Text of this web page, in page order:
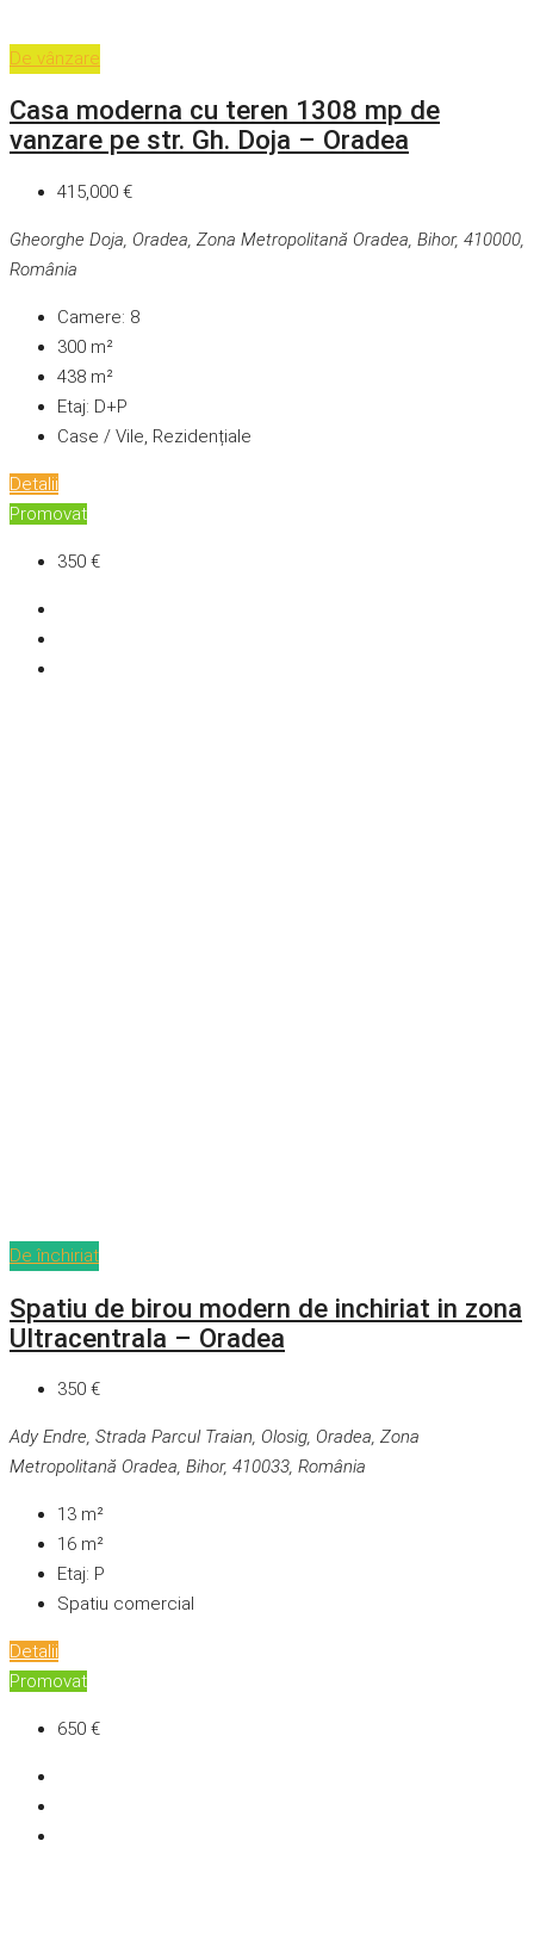
De vânzare
Casa moderna cu teren 1308 mp de
vanzare pe str. Gh. Doja – Oradea
415,000 €
Gheorghe Doja, Oradea, Zona Metropolitană Oradea, Bihor, 410000,
România
Camere: 8
300 m²
438 m²
Etaj: D+P
Case / Vile, Rezidențiale
Detalii
Promovat
350 €
De închiriat
Spatiu de birou modern de inchiriat in zona
Ultracentrala – Oradea
350 €
Ady Endre, Strada Parcul Traian, Olosig, Oradea, Zona
Metropolitană Oradea, Bihor, 410033, România
13 m²
16 m²
Etaj: P
Spatiu comercial
Detalii
Promovat
650 €